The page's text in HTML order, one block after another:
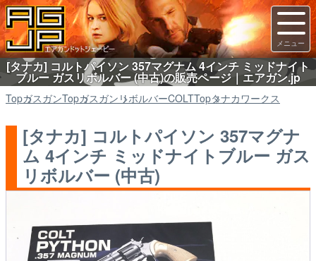
[タナカ] コルトパイソン 357マグナム 4インチ ミッドナイト
ブルー ガスリボルバー (中古)の販売ページ｜エアガン.jp
TopガスガンTopガスガン リボルバーCOLTTopタナカワークス
[タナカ] コルトパイソン 357マグナ
ム 4インチ ミッドナイトブルー ガス
リボルバー (中古)